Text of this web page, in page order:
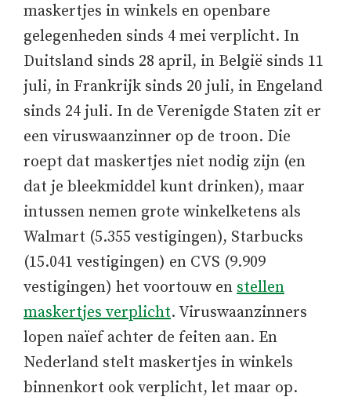
maskertjes in winkels en openbare
gelegenheden sinds 4 mei verplicht. In
Duitsland sinds 28 april, in België sinds 11
juli, in Frankrijk sinds 20 juli, in Engeland
sinds 24 juli. In de Verenigde Staten zit er
een viruswaanzinner op de troon. Die
roept dat maskertjes niet nodig zijn (en
dat je bleekmiddel kunt drinken), maar
intussen nemen grote winkelketens als
Walmart (5.355 vestigingen), Starbucks
(15.041 vestigingen) en CVS (9.909
vestigingen) het voortouw en stellen
maskertjes verplicht. Viruswaanzinners
lopen naïef achter de feiten aan. En
Nederland stelt maskertjes in winkels
binnenkort ook verplicht, let maar op.